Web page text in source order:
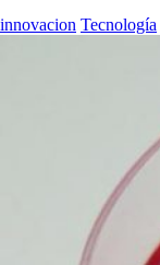
innovacion Tecnología